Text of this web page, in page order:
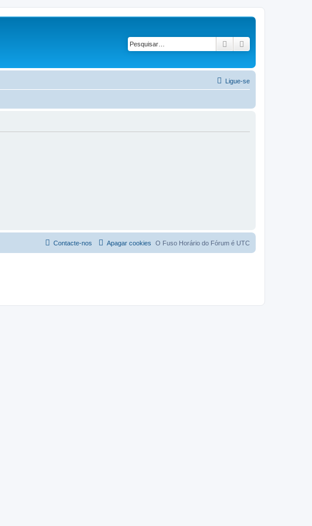
Pesquisar
Ligue-se
O Fuso Horário do Fórum é UTC
Apagar cookies
Contacte-nos